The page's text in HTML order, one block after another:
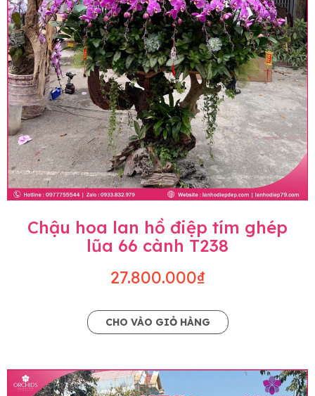
Chậu hoa lan hồ điệp tím ghép
lũa 66 cành T238
27.800.000₫
CHO VÀO GIỎ HÀNG